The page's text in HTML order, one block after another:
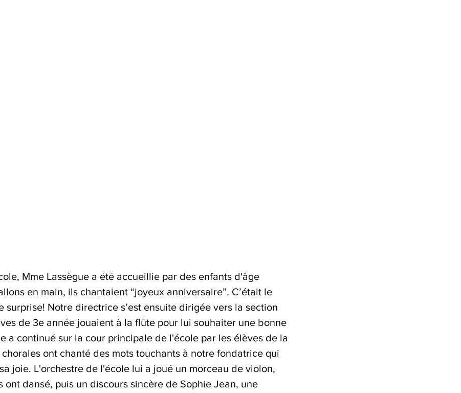
Mme Lassègue a été accueillie par des enfants d'âge
en main, ils chantaient “joyeux anniversaire”. C’était le
surprise! Notre directrice s’est ensuite dirigée vers la section
de 3e année jouaient à la flûte pour lui souhaiter une bonne
a continué sur la cour principale de l'école par les élèves de la
chorales ont chanté des mots touchants à notre fondatrice qui
joie. L'orchestre de l'école lui a joué un morceau de violon,
ont dansé, puis un discours sincère de Sophie Jean, une